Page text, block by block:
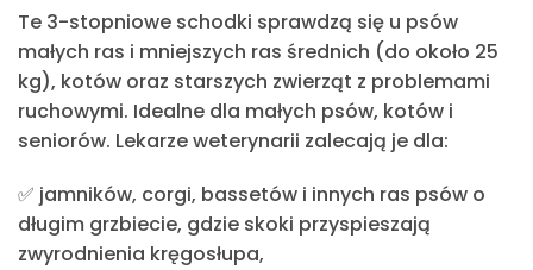
Te 3-stopniowe schodki sprawdzą się u psów
małych ras i mniejszych ras średnich (do około 25
kg), kotów oraz starszych zwierząt z problemami
ruchowymi. Idealne dla małych psów, kotów i
seniorów. Lekarze weterynarii zalecają je dla:
✅ jamników, corgi, bassetów i innych ras psów o
długim grzbiecie, gdzie skoki przyspieszają
zwyrodnienia kręgosłupa,